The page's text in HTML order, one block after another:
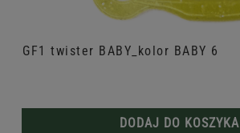
GF1 twister BABY_kolor BABY 6
DODAJ DO KOSZYKA